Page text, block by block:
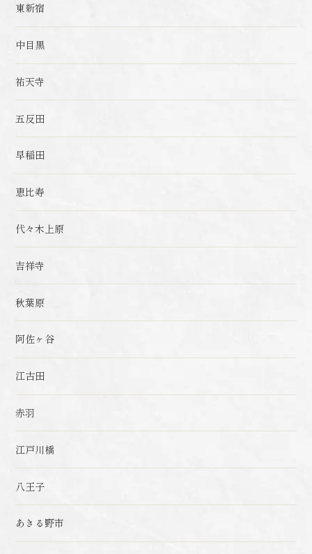
東新宿
中目黒
祐天寺
五反田
早稲田
恵比寿
代々木上原
吉祥寺
秋葉原
阿佐ヶ谷
江古田
赤羽
江戸川橋
八王子
あきる野市